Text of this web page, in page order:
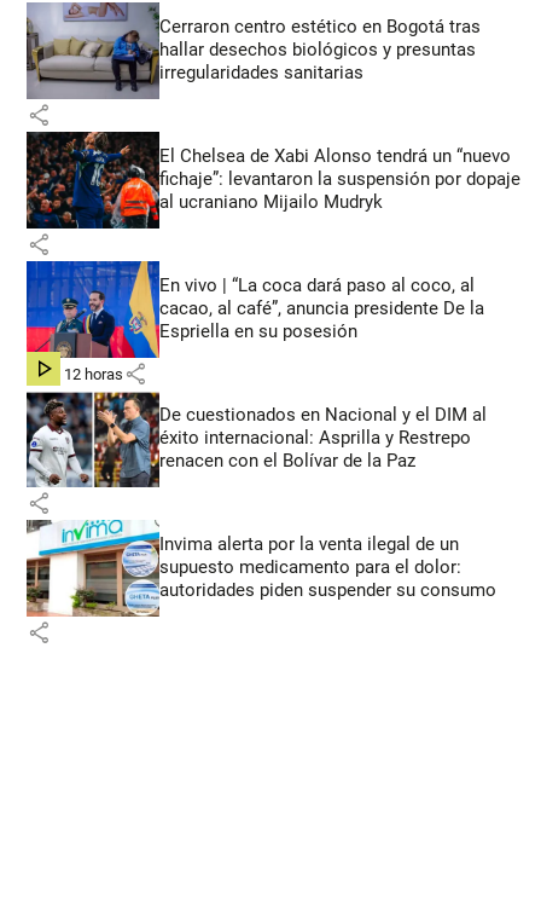
Cerraron centro estético en Bogotá tras
hallar desechos biológicos y presuntas
irregularidades sanitarias
share
El Chelsea de Xabi Alonso tendrá un “nuevo
fichaje”: levantaron la suspensión por dopaje
al ucraniano Mijailo Mudryk
share
En vivo | “La coca dará paso al coco, al
cacao, al café”, anuncia presidente De la
Espriella en su posesión
hace 12 horas share
De cuestionados en Nacional y el DIM al
éxito internacional: Asprilla y Restrepo
renacen con el Bolívar de la Paz
share
Invima alerta por la venta ilegal de un
supuesto medicamento para el dolor:
autoridades piden suspender su consumo
share